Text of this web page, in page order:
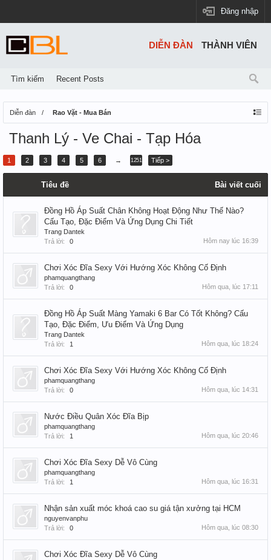
Đăng nhập
Diễn đàn Rao Vặt - Mua Bán
Thanh Lý - Ve Chai - Tạp Hóa
1 2 3 4 5 6 → 1251 Tiếp >
Tiêu đề Bài viết cuối
Đồng Hồ Áp Suất Chân Không Hoạt Động Như Thế Nào?
Cấu Tạo, Đặc Điểm Và Ứng Dụng Chi Tiết
Trang Dantek
Trả lời:
0 Hôm nay lúc 16:39
Chơi Xóc Đĩa Sexy Với Hướng Xóc Không Cố Định
phamquangthang
Trả lời:
0 Hôm qua, lúc 17:11
Đồng Hồ Áp Suất Màng Yamaki 6 Bar Có Tốt Không? Cấu
Tạo, Đặc Điểm, Ưu Điểm Và Ứng Dụng
Trang Dantek
Trả lời:
1 Hôm qua, lúc 18:24
Chơi Xóc Đĩa Sexy Với Hướng Xóc Không Cố Định
phamquangthang
Trả lời:
0 Hôm qua, lúc 14:31
Nước Điều Quân Xóc Đĩa Bịp
phamquangthang
Trả lời:
1 Hôm qua, lúc 20:46
Chơi Xóc Đĩa Sexy Dễ Vô Cùng
phamquangthang
Trả lời:
1 Hôm qua, lúc 16:31
Nhận sản xuất móc khoá cao su giá tận xưởng tại HCM
nguyenvanphu
Trả lời:
0 Hôm qua, lúc 08:30
Chơi Xóc Đĩa Sexy Dễ Vô Cùng
DIỄN ĐÀN
Tìm kiếm Recent Posts
THÀNH VIÊN